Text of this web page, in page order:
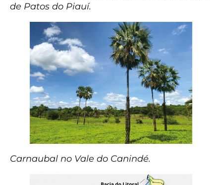
de Patos do Piauí.
Carnaubal no Vale do Canindé.